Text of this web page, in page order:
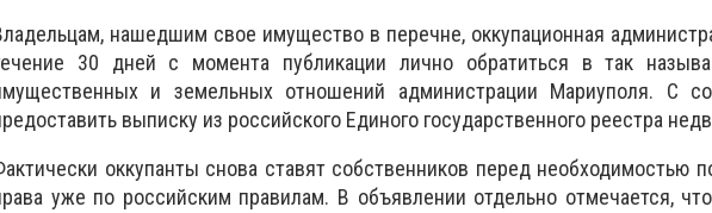
нашедшим свое имущество в перечне, оккупационная
30 дней с момента публикации лично обратиться в так
и земельных отношений администрации Мариуполя. С
выписку из российского Единого государственного реестра
оккупанты снова ставят собственников перед необходимостью
уже по российским правилам. В объявлении отдельно отмечается,